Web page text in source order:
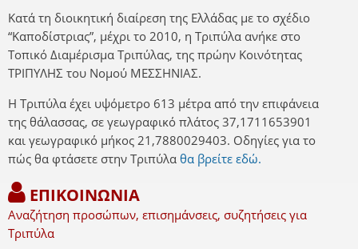
Κατά τη διοικητική διαίρεση της Ελλάδας με το σχέδιο
“Καποδίστριας”, μέχρι το 2010, η Τριπύλα ανήκε στο
Τοπικό Διαμέρισμα Τριπύλας, της πρώην Κοινότητας
ΤΡΙΠΥΛΗΣ του Νομού ΜΕΣΣΗΝΙΑΣ.
Η Τριπύλα έχει υψόμετρο 613 μέτρα από την επιφάνεια
της θάλασσας, σε γεωγραφικό πλάτος 37,1711653901
και γεωγραφικό μήκος 21,7880029403. Οδηγίες για το
πώς θα φτάσετε στην Τριπύλα θα βρείτε εδώ.
ΕΠΙΚΟΙΝΩΝΙΑ
Αναζήτηση προσώπων, επισημάνσεις, συζητήσεις για
Τριπύλα